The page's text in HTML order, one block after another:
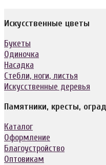
Искусственные цветы
Букеты
Одиночка
Насадка
Стебли, ноги, листья
Искусственные деревья
Памятники, кресты,
Каталог
Оформление
Благоустройство
Оптовикам